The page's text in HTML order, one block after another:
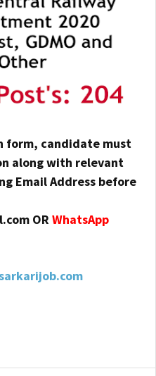
form, candidate must
along with relevant
Email Address before
OR WhatsApp